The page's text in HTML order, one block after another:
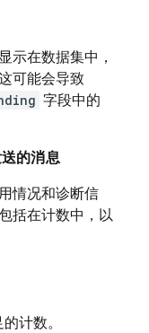
示在数据集中，
可能会导致
字段中的
的消息
情况和诊断信
括在计数中，以
计数。